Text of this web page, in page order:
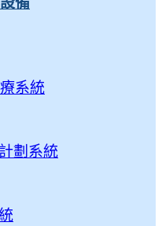
系統
劃系統